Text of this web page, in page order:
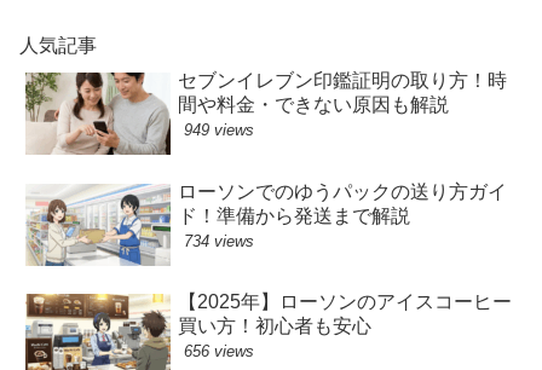
人気記事
セブンイレブン印鑑証明の取り方！時
間や料金・できない原因も解説
949 views
ローソンでのゆうパックの送り方ガイ
ド！準備から発送まで解説
734 views
【2025年】ローソンのアイスコーヒー
買い方！初心者も安心
656 views